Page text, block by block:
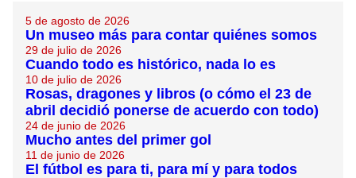
5 de agosto de 2026
Un museo más para contar quiénes somos
29 de julio de 2026
Cuando todo es histórico, nada lo es
10 de julio de 2026
Rosas, dragones y libros (o cómo el 23 de
abril decidió ponerse de acuerdo con todo)
24 de junio de 2026
Mucho antes del primer gol
11 de junio de 2026
El fútbol es para ti, para mí y para todos